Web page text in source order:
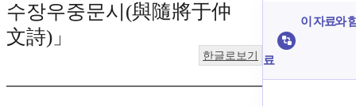
수장우중문시(與隨將于仲
文詩)」
한글로보기
이 자료와
료